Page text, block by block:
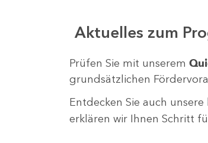
Aktuelles zum
Prüfen Sie mit unserem
grundsätzlichen
Entdecken Sie auch
erklären wir Ihnen Schritt